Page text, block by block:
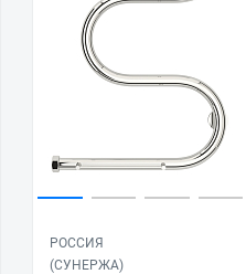
РОССИЯ
(СУНЕРЖА)